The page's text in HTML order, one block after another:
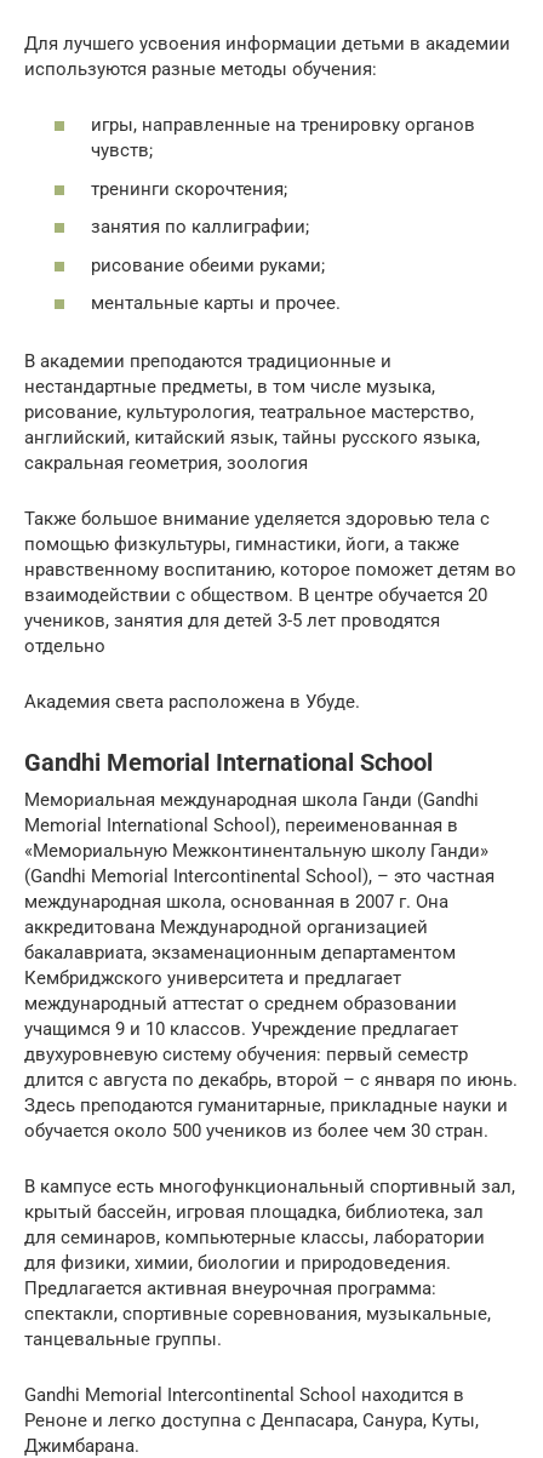
Для лучшего усвоения информации детьми в академии
используются разные методы обучения:
игры, направленные на тренировку органов
чувств;
тренинги скорочтения;
занятия по каллиграфии;
рисование обеими руками;
ментальные карты и прочее.
В академии преподаются традиционные и
нестандартные предметы, в том числе музыка,
рисование, культурология, театральное мастерство,
английский, китайский язык, тайны русского языка,
сакральная геометрия, зоология
Также большое внимание уделяется здоровью тела с
помощью физкультуры, гимнастики, йоги, а также
нравственному воспитанию, которое поможет детям во
взаимодействии с обществом. В центре обучается 20
учеников, занятия для детей 3-5 лет проводятся
отдельно
Академия света расположена в Убуде.
Gandhi Memorial International School
Мемориальная международная школа Ганди (Gandhi
Memorial International School), переименованная в
«Мемориальную Межконтинентальную школу Ганди»
(Gandhi Memorial Intercontinental School), – это частная
международная школа, основанная в 2007 г. Она
аккредитована Международной организацией
бакалавриата, экзаменационным департаментом
Кембриджского университета и предлагает
международный аттестат о среднем образовании
учащимся 9 и 10 классов. Учреждение предлагает
двухуровневую систему обучения: первый семестр
длится с августа по декабрь, второй – с января по июнь.
Здесь преподаются гуманитарные, прикладные науки и
обучается около 500 учеников из более чем 30 стран.
В кампусе есть многофункциональный спортивный зал,
крытый бассейн, игровая площадка, библиотека, зал
для семинаров, компьютерные классы, лаборатории
для физики, химии, биологии и природоведения.
Предлагается активная внеурочная программа:
спектакли, спортивные соревнования, музыкальные,
танцевальные группы.
Gandhi Memorial Intercontinental School находится в
Реноне и легко доступна с Денпасара, Санура, Куты,
Джимбарана.